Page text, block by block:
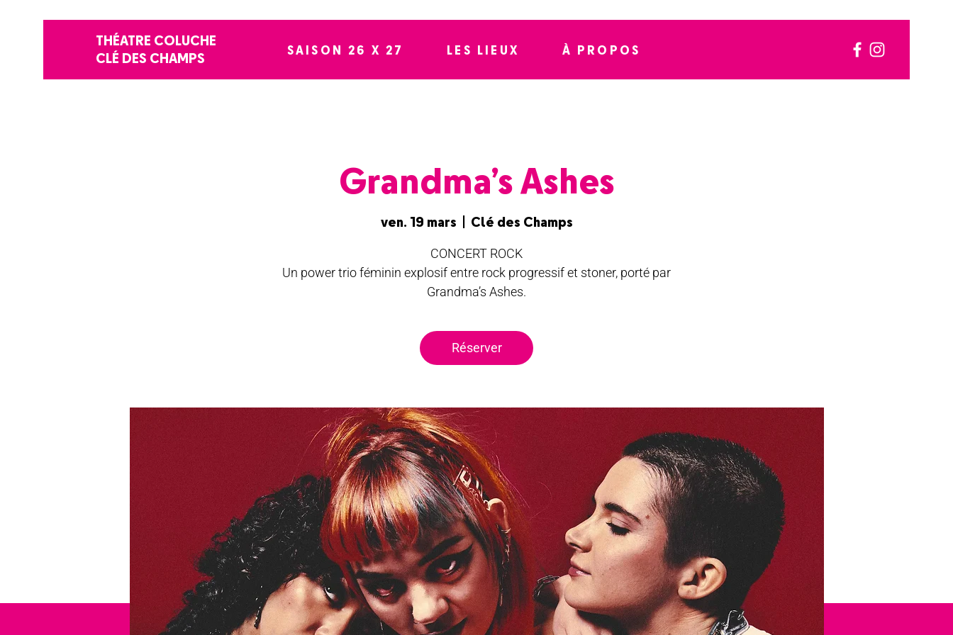
THÉATRE COLUCHE
CLÉ DES CHAMPS
SAISON 26 X 27 LES LIEUX À PROPOS
Grandma’s Ashes
ven. 19 mars Clé des Champs
CONCERT ROCK
Un power trio féminin explosif entre rock progressif et stoner, porté par
Grandma’s Ashes.
Réserver